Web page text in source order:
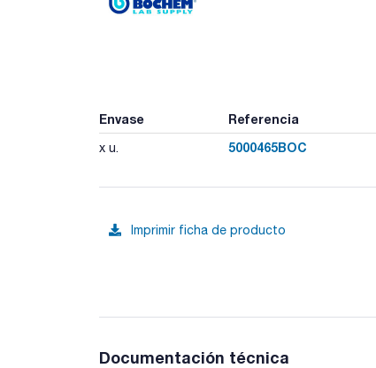
Envase Referencia
x u. 5000465BOC
Imprimir ficha de producto
Documentación técnica